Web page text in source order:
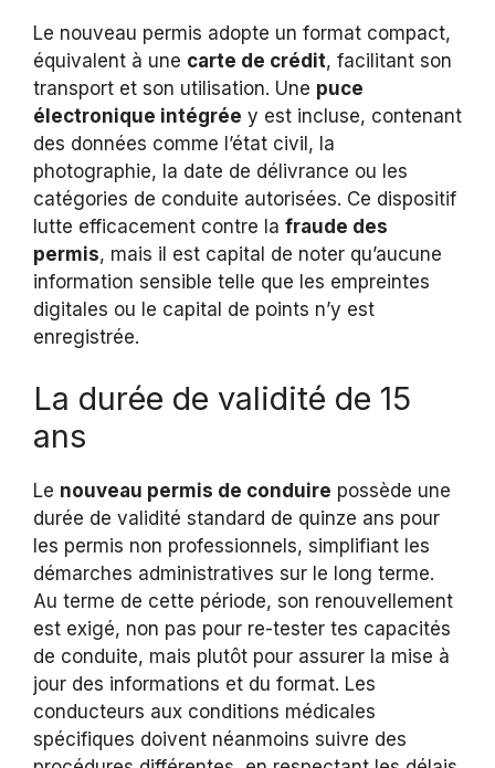
Le nouveau permis adopte un format compact,
équivalent à une carte de crédit, facilitant son
transport et son utilisation. Une puce
électronique intégrée y est incluse, contenant
des données comme l’état civil, la
photographie, la date de délivrance ou les
catégories de conduite autorisées. Ce dispositif
lutte efficacement contre la fraude des
permis, mais il est capital de noter qu’aucune
information sensible telle que les empreintes
digitales ou le capital de points n’y est
enregistrée.
La durée de validité de 15
ans
Le nouveau permis de conduire possède une
durée de validité standard de quinze ans pour
les permis non professionnels, simplifiant les
démarches administratives sur le long terme.
Au terme de cette période, son renouvellement
est exigé, non pas pour re-tester tes capacités
de conduite, mais plutôt pour assurer la mise à
jour des informations et du format. Les
conducteurs aux conditions médicales
spécifiques doivent néanmoins suivre des